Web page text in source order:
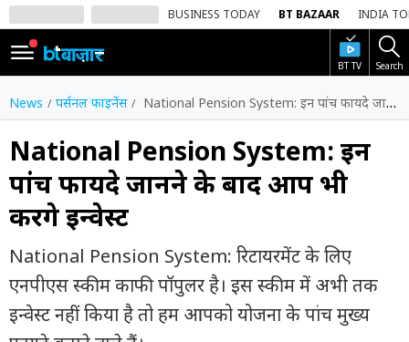
BUSINESS TODAY BT BAZAAR INDIA
BT TV Search
SIGN
IN
Dark
Mode
होम
शेयर
बाज़ार
वीडियो
ट्रेंडिंग
News पर्सनल फाइनेंस National Pension System: इन पांच फायदे जानने के बाद आप भी करेंगे इन्वेस्ट
National Pension System: इन
पांच फायदे जानने के बाद आप भी
करेंगे इन्वेस्ट
National Pension System: रिटायरमेंट के लिए
एनपीएस स्कीम काफी पॉपुलर है। इस स्कीम में अभी तक
इन्वेस्ट नहीं किया है तो हम आपको योजना के पांच मुख्य